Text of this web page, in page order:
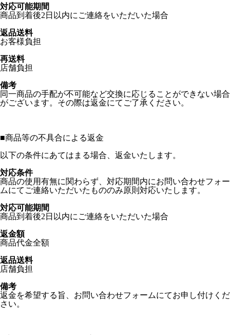
対応可能期間
商品到着後2日以内にご連絡をいただいた場合
返品送料
お客様負担
再送料
店舗負担
備考
同一商品の手配が不可能など交換に応じることができない場合
がございます。その際は返金にてご了承ください。
■商品等の不具合による返金
以下の条件にあてはまる場合、返金いたします。
対応条件
商品の使用有無に関わらず、対応期間内にお問い合わせフォー
ムにてご連絡いただいたもののみ原則対応いたします。
対応可能期間
商品到着後2日以内にご連絡をいただいた場合
返金額
商品代金全額
返品送料
店舗負担
備考
返金を希望する旨、お問い合わせフォームにてお申し付けくだ
さい。